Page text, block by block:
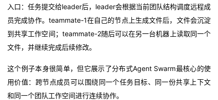
入口：任务提交给leader后，leader会根据当前团队结构调度远程成
员完成协作。teammate-1在自己的节点上生成文件后，文件会沉淀
到共享工作空间；teammate-2随后可以在另一台机器上读取同一个
文件，并继续完成后续修改。
这个例子本身很简单，但它展示了分布式Agent Swarm最核心的使
用价值：跨节点成员可以围绕同一个任务目标、同一份共享上下文
和同一个团队工作空间进行连续协作。